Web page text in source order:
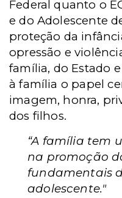
Federal quanto o
e do Adolescente
proteção da
opressão e
família, do Estado
à família o papel
imagem, honra,
dos filhos.
“A família tem
na promoção
fundamentais
adolescente."